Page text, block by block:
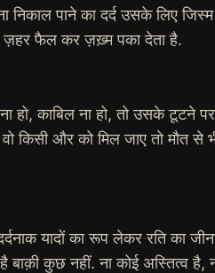
पाने का दर्द उसके लिए
ज़हर फैल कर ज़ख़्म पका देता है.
काबिल ना हो, तो उसके टूटने पर
और को मिल जाए तो मौत से
यादों का रूप लेकर रति का
बाक़ी कुछ नहीं. ना कोई अस्तित्व